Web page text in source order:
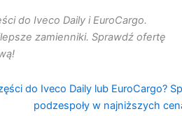
do Iveco Daily i EuroCargo.
zamienniki. Sprawdź ofertę